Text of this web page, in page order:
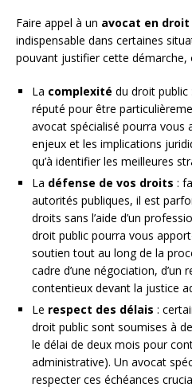
Faire appel à un avocat en droit
indispensable dans certaines
pouvant justifier cette
La complexité du droit
réputé pour être
avocat spécialisé pourra vous
enjeux et les implications
qu’à identifier les meilleures
La défense de vos droits :
autorités publiques, il est
droits sans l’aide d’un
droit public pourra vous
soutien tout au long de la
cadre d’une négociation, d’un
contentieux devant la justice
Le respect des délais :
droit public sont soumises à
le délai de deux mois pour
administrative). Un avocat
respecter ces échéances